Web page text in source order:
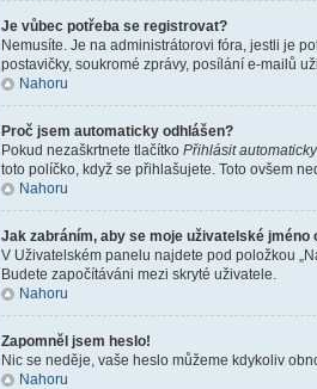
Je vůbec potřeba se registrovat?
Nemusíte. Je na administrátorovi fóra, jestli je
postavičky, soukromé zprávy, posílání e-mailů
Nahoru
Proč jsem automaticky odhlášen?
Pokud nezaškrtnete tlačítko Přihlásit
toto políčko, když se přihlašujete. Toto ovšem
Nahoru
Jak zabráním, aby se moje uživatelské
V Uživatelském panelu najdete pod položkou
Budete započítáváni mezi skryté uživatele.
Nahoru
Zapomněl jsem heslo!
Nic se neděje, vaše heslo můžeme kdykoliv
Nahoru